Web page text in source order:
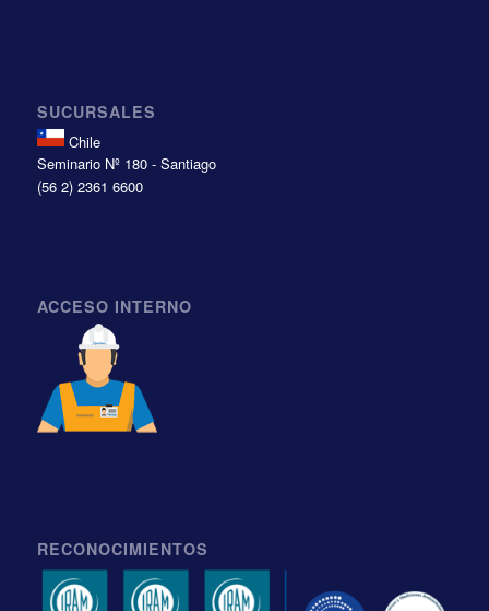
SUCURSALES
Chile
Seminario Nº 180 - Santiago
(56 2) 2361 6600
ACCESO INTERNO
RECONOCIMIENTOS